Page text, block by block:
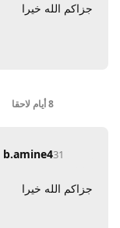
جزاكم الله خيرا
8 أيام لاحقا
b.amine431 مارس 2008
جزاكم الله خيرا